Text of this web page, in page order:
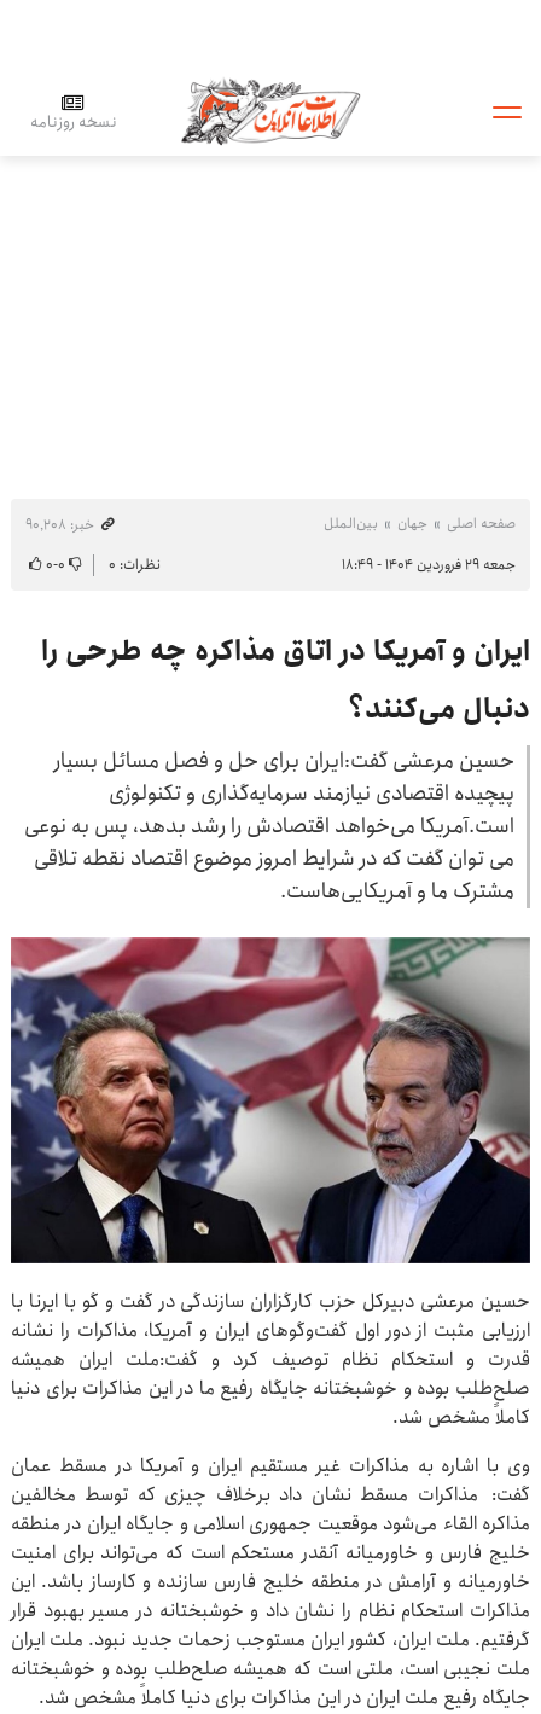
نسخه روزنامه
صفحه اصلی جهان بین‌الملل
خبر: ۹۰٬۲۰۸
جمعه ۲۹ فروردین ۱۴۰۴ - ۱۸:۴۹
نظرات: ۰ ۰-۰
ایران و آمریکا در اتاق مذاکره چه طرحی را
دنبال می‌کنند؟
حسین مرعشی گفت:ایران برای حل و فصل مسائل بسیار
پیچیده اقتصادی نیازمند سرمایه‌گذاری و تکنولوژی
است.آمریکا می‌خواهد اقتصادش را رشد بدهد، پس به نوعی
می توان گفت که در شرایط امروز موضوع اقتصاد نقطه تلاقی
مشترک ما و آمریکایی‌هاست.
حسین مرعشی دبیرکل حزب کارگزاران سازندگی در گفت و گو با ایرنا با
ارزیابی مثبت از دور اول گفت‌وگوهای ایران و آمریکا، مذاکرات را نشانه
قدرت و استحکام نظام توصیف کرد و گفت:ملت ایران همیشه
صلح‌طلب بوده و خوشبختانه جایگاه رفیع ما در این مذاکرات برای دنیا
کاملاً مشخص شد.
وی با اشاره به مذاکرات غیر مستقیم ایران و آمریکا در مسقط عمان
گفت: مذاکرات مسقط نشان داد برخلاف چیزی که توسط مخالفین
مذاکره القاء می‌شود موقعیت جمهوری اسلامی و جایگاه ایران در منطقه
خلیج فارس و خاورمیانه آنقدر مستحکم است که می‌تواند برای امنیت
خاورمیانه و آرامش در منطقه خلیج فارس سازنده و کارساز باشد. این
مذاکرات استحکام نظام را نشان داد و خوشبختانه در مسیر بهبود قرار
گرفتیم. ملت ایران، کشور ایران مستوجب زحمات جدید نبود. ملت ایران
ملت نجیبی است، ملتی است که همیشه صلح‌طلب بوده و خوشبختانه
جایگاه رفیع ملت ایران در این مذاکرات برای دنیا کاملاً مشخص شد.